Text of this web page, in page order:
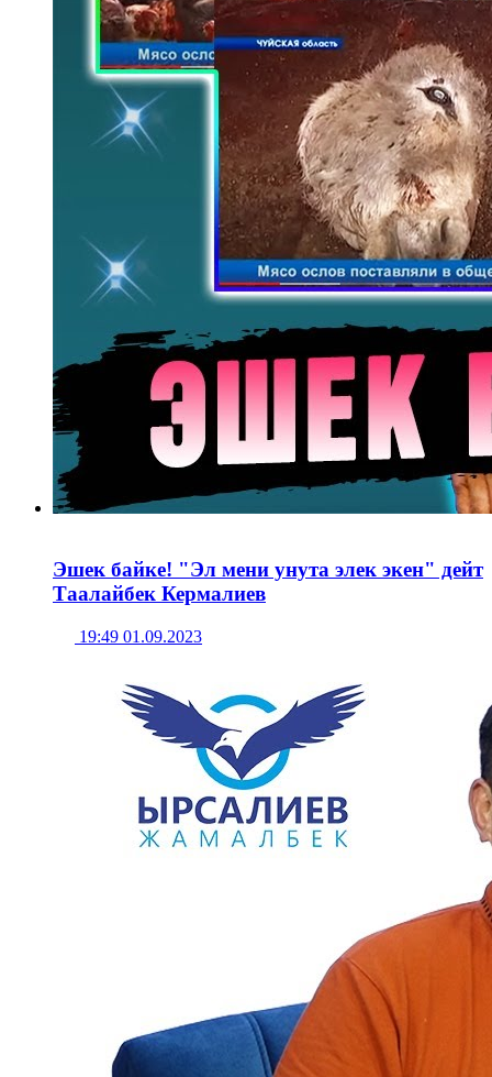
Эшек байке! "Эл мени унута элек экен" дейт
Таалайбек Кермалиев
19:49 01.09.2023